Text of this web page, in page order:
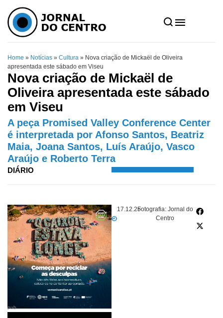
Home » Notícias » Cultura » Nova criação de Mickaël de Oliveira
apresentada este sábado em Viseu
Nova criação de Mickaël de
Oliveira apresentada este sábado
em Viseu
A peça Promised Valley Conference Center
é interpretada por Afonso Santos, Beatriz
Maia, Joana Santos, Luís Araújo, Vasco
Araújo e Roberto Terra
DIÁRIO
17.12.25Fotografia: Jornal do
Centro
pub